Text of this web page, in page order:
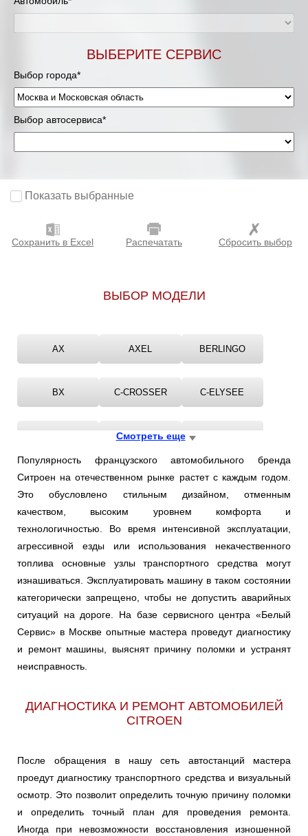
Мурманск
Нижневартовск
Нижний Новгород
Новосибирск
Оренбург
Ростов-на-Дону
Санкт-Петербург
Саратов
Солнцево
Тольятти
Тула
Тюмень
Ульяновск
Чебоксары
Череповец
Ярославль
ВЫБЕРИТЕ СЕРВИС
Выбор города*
Выбор автосервиса*
Показать выбранные
Сохранить в Excel Распечатать Сбросить выбор
ВЫБОР МОДЕЛИ
AX AXEL BERLINGO
BX C-CROSSER C-ELYSEE
C15
C3 C4 C5
DS3 DS4 DS5
EVASION NEMO
VISA XANTIA XM
Смотреть еще
Популярность французского автомобильного бренда
Ситроен на отечественном рынке растет с каждым годом.
Это обусловлено стильным дизайном, отменным
качеством, высоким уровнем комфорта и
технологичностью. Во время интенсивной эксплуатации,
агрессивной езды или использования некачественного
топлива основные узлы транспортного средства могут
изнашиваться. Эксплуатировать машину в таком состоянии
категорически запрещено, чтобы не допустить аварийных
ситуаций на дороге. На базе сервисного центра «Белый
Сервис» в Москве опытные мастера проведут диагностику
и ремонт машины, выяснят причину поломки и устранят
неисправность.
ДИАГНОСТИКА И РЕМОНТ АВТОМОБИЛЕЙ
СITROEN
После обращения в нашу сеть автостанций мастера
проедут диагностику транспортного средства и визуальный
осмотр. Это позволит определить точную причину поломки
и определить точный план для проведения ремонта.
Иногда при невозможности восстановления изношенной